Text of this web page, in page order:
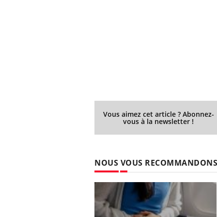
Vous aimez cet article ? Abonnez-
vous à la newsletter !
NOUS VOUS RECOMMANDONS